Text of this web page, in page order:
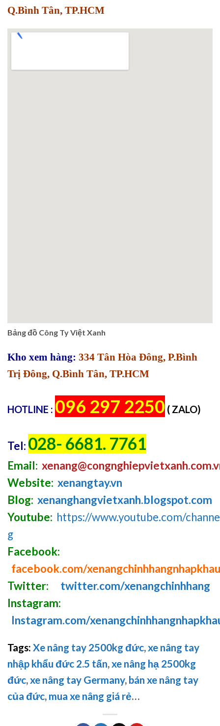
Q.Bình Tân, TP.HCM
Bảng đồ Công Ty Việt Xanh
Kho xem hàng: 334 Tân Hòa Đông, P.Bình
Trị Đông, Q.Bình Tân, TP.HCM
HOTLINE : 096 297 2250 ( ZALO)
Tel: 028- 6681. 7761
Email: xenang@congnghiepvietxanh.com.v
Website: xenangtay.vn
Blog: xenanghangvietxanh.blogspot.com
Youtube: https://www.youtube.com/
g
Facebook:
facebook.com/xenangchinhhangnhapkhau
Twitter:
twitter.com/xenangchinhhang
Instagram:
Instagram.com/
Tags: Xe nâng tay 2500kg đức,xe nâng tay
nhập khẩu đức 2.5 tấn,xe nâng hạ 2500kg
đức,xe nâng tay Germany, bán xe nâng tay
của đức, mua xe nâng giá rẻ…